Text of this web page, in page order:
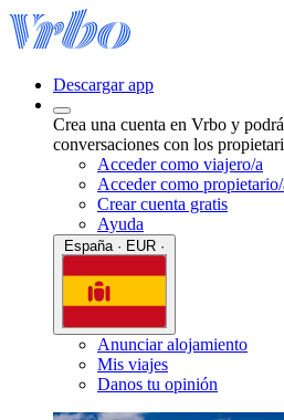
Descargar app
Crea una cuenta en Vrbo y
conversaciones con los
Acceder como viajero/a
Acceder como propietario/
Crear cuenta gratis
Ayuda
Anunciar alojamiento
Mis viajes
Danos tu opinión